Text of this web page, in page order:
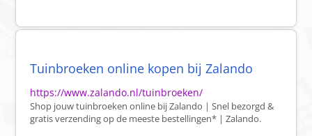
Tuinbroeken online kopen bij Zalando
https://www.zalando.nl/tuinbroeken/
Shop jouw tuinbroeken online bij Zalando | Snel bezorgd &
gratis verzending op de meeste bestellingen* | Zalando.